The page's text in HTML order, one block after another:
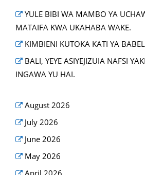
YULE BIBI WA MAMBO YA
MATAIFA KWA UKAHABA WAKE.
KIMBIENI KUTOKA KATI YA
BALI, YEYE ASIYEJIZUIA NAFSI
INGAWA YU HAI.
August 2026
July 2026
June 2026
May 2026